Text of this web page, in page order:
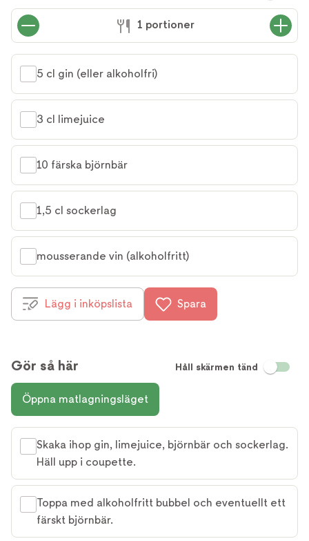
1 portioner
5 cl gin (eller alkoholfri)
3 cl limejuice
10 färska björnbär
1,5 cl sockerlag
mousserande vin (alkoholfritt)
Lägg i inköpslista Spara
Gör så här Håll skärmen tänd
Öppna matlagningsläget
Skaka ihop gin, limejuice, björnbär och sockerlag.
Häll upp i coupette.
Toppa med alkoholfritt bubbel och eventuellt ett
färskt björnbär.